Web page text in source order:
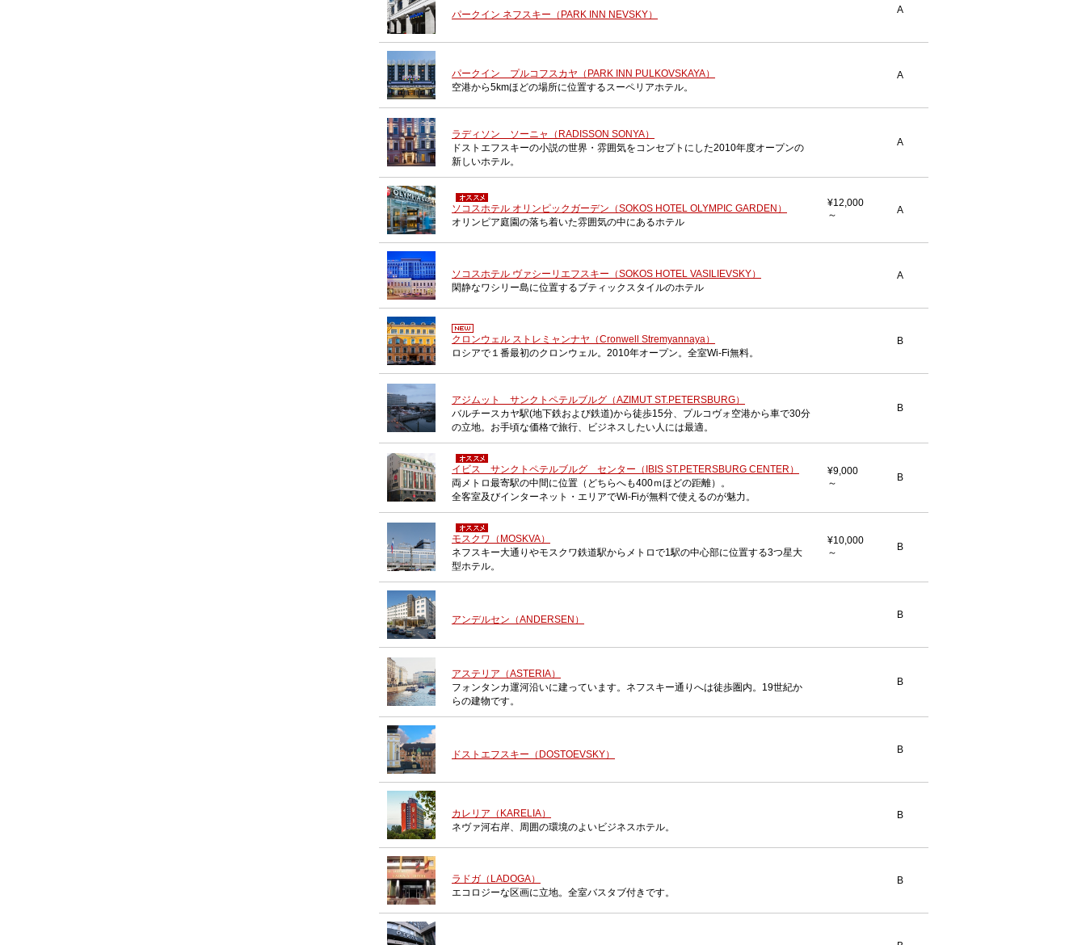
パークイン ネフスキー（PARK INN NEVSKY） A
パークイン プルコフスカヤ（PARK INN PULKOVSKAYA）
空港から5kmほどの場所に位置するスーペリアホテル。
A
ラディソン ソーニャ（RADISSON SONYA）
ドストエフスキーの小説の世界・雰囲気をコンセプトにした2010年度オープンの
新しいホテル。
A
ソコスホテル オリンピックガーデン（SOKOS HOTEL OLYMPIC GARDEN）
オリンピア庭園の落ち着いた雰囲気の中にあるホテル
¥12,000
～
A
ソコスホテル ヴァシーリエフスキー（SOKOS HOTEL VASILIEVSKY）
閑静なワシリー島に位置するブティックスタイルのホテル
A
クロンウェル ストレミャンナヤ（Cronwell Stremyannaya）
ロシアで１番最初のクロンウェル。2010年オープン。全室Wi-Fi無料。
B
アジムット サンクトペテルブルグ（AZIMUT ST.PETERSBURG）
バルチースカヤ駅(地下鉄および鉄道)から徒歩15分、プルコヴォ空港から車で30分
の立地。お手頃な価格で旅行、ビジネスしたい人には最適。
B
イビス サンクトペテルブルグ センター（IBIS ST.PETERSBURG CENTER）
両メトロ最寄駅の中間に位置（どちらへも400ｍほどの距離）。
全客室及びインターネット・エリアでWi-Fiが無料で使えるのが魅力。
¥9,000
～
B
モスクワ（MOSKVA）
ネフスキー大通りやモスクワ鉄道駅からメトロで1駅の中心部に位置する3つ星大
型ホテル。
¥10,000
～
B
アンデルセン（ANDERSEN） B
アステリア（ASTERIA）
フォンタンカ運河沿いに建っています。ネフスキー通りへは徒歩圏内。19世紀か
らの建物です。
B
ドストエフスキー（DOSTOEVSKY） B
カレリア（KARELIA）
ネヴァ河右岸、周囲の環境のよいビジネスホテル。
B
ラドガ（LADOGA）
エコロジーな区画に立地。全室バスタブ付きです。
B